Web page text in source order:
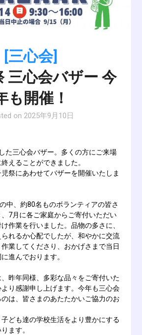
[三心会]
三心会バザー 今
も開催！
on 2025年9月10日
た三心会バザー。多くの方にご来場
えることができました。
祭にあわせてバザーを開催いたしま
中、約80名ものボランティアの皆さ
7月に各ご家庭からご寄付いただい
作業を行いました。品物の多さに、
れるか心配でしたが、和やかに交流
業してくださり、おかげさまで当日
進んでおります。
昨年同様、多彩な品々をご寄付いた
り感謝申し上げます。今年も三心会
は、皆さまのあたたかいご協力のお
ども達の学校生活をより豊かにする
ます。